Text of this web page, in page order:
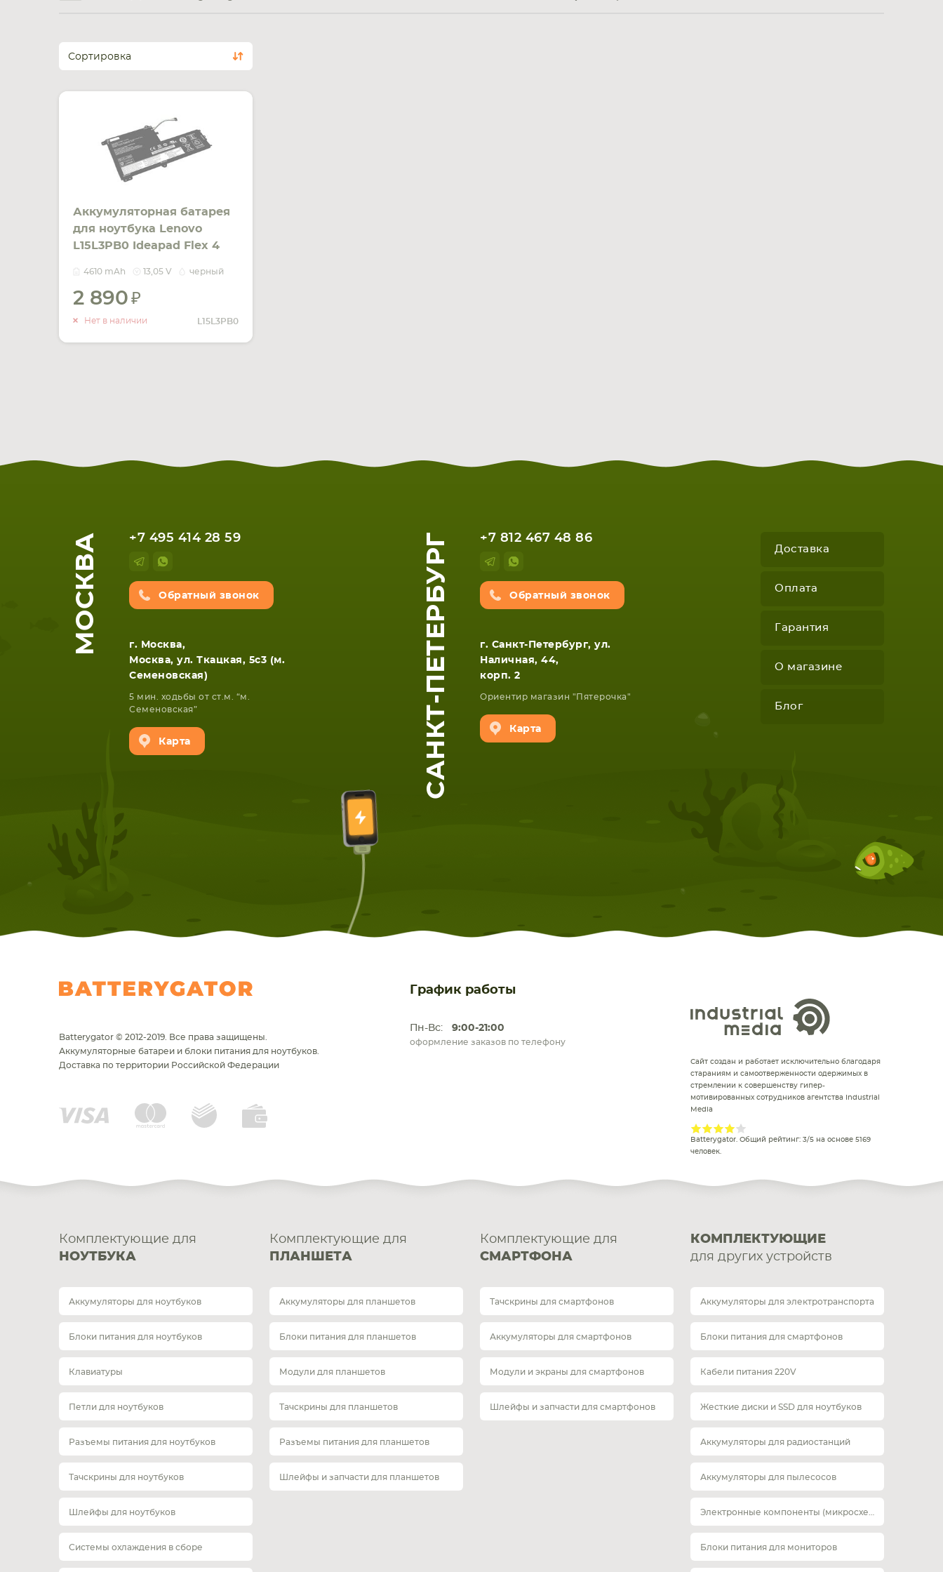
Сортировка
Аккумуляторная батарея
для ноутбука Lenovo
L15L3PB0 Ideapad Flex 4
4610 mAh 13,05 V черный
2 890
Нет в наличии L15L3PB0
О НАЛИЧИИ
МОСКВА +7 495 414 28 59
Обратный звонок
г. Москва,
Москва, ул. Ткацкая, 5с3 (м.
Семеновская)
5 мин. ходьбы от ст.м. “м.
Семеновская”
Карта САНКТ-ПЕТЕРБУРГ +7 812 467 48 86
Обратный звонок
г. Санкт-Петербург, ул.
Наличная, 44,
корп. 2
Ориентир магазин "Пятерочка"
Карта
Доставка
Оплата
Гарантия
О магазине
Блог
График работы
Пн-Вс: 9:00-21:00
оформление заказов по телефону
Batterygator © 2012-2019. Все права защищены.
Аккумуляторные батареи и блоки питания для ноутбуков.
Доставка по территории Российской Федерации
Сайт создан и работает исключительно благодаря
стараниям и самоотверженности одержимых в
стремлении к совершенству гипер-
мотивированных сотрудников агентства Industrial
Media
Batterygator. Общий рейтинг: 3/5 на основе 5169
человек.
Комплектующие для
НОУТБУКА
Аккумуляторы для ноутбуков
Блоки питания для ноутбуков
Клавиатуры
Петли для ноутбуков
Разъемы питания для ноутбуков
Тачскрины для ноутбуков
Шлейфы для ноутбуков
Системы охлаждения в сборе
Комплектующие для
ПЛАНШЕТА
Аккумуляторы для планшетов
Блоки питания для планшетов
Модули для планшетов
Тачскрины для планшетов
Разъемы питания для планшетов
Шлейфы и запчасти для планшетов
Комплектующие для
СМАРТФОНА
Тачскрины для смартфонов
Аккумуляторы для смартфонов
Модули и экраны для смартфонов
Шлейфы и запчасти для смартфонов
КОМПЛЕКТУЮЩИЕ
для других устройств
Аккумуляторы для электротранспорта
Блоки питания для смартфонов
Кабели питания 220V
Жесткие диски и SSD для ноутбуков
Аккумуляторы для радиостанций
Аккумуляторы для пылесосов
Блоки питания для мониторов